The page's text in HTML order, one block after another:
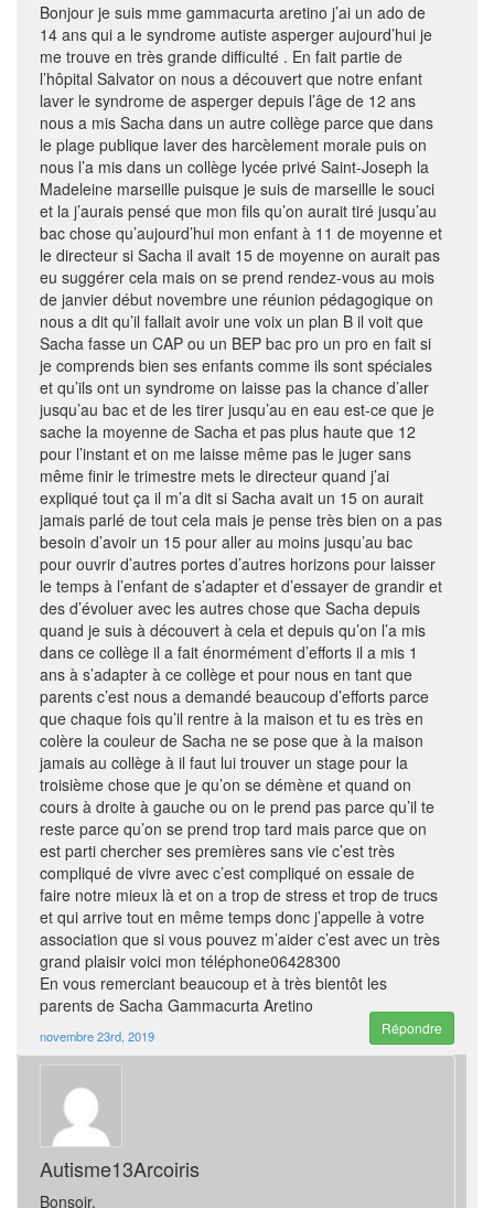
Bonjour je suis mme gammacurta aretino j’ai un ado de
14 ans qui a le syndrome autiste asperger aujourd’hui je
me trouve en très grande difficulté . En fait partie de
l’hôpital Salvator on nous a découvert que notre enfant
laver le syndrome de asperger depuis l’âge de 12 ans
nous a mis Sacha dans un autre collège parce que dans
le plage publique laver des harcèlement morale puis on
nous l’a mis dans un collège lycée privé Saint-Joseph la
Madeleine marseille puisque je suis de marseille le souci
et la j’aurais pensé que mon fils qu’on aurait tiré jusqu’au
bac chose qu’aujourd’hui mon enfant à 11 de moyenne et
le directeur si Sacha il avait 15 de moyenne on aurait pas
eu suggérer cela mais on se prend rendez-vous au mois
de janvier début novembre une réunion pédagogique on
nous a dit qu’il fallait avoir une voix un plan B il voit que
Sacha fasse un CAP ou un BEP bac pro un pro en fait si
je comprends bien ses enfants comme ils sont spéciales
et qu’ils ont un syndrome on laisse pas la chance d’aller
jusqu’au bac et de les tirer jusqu’au en eau est-ce que je
sache la moyenne de Sacha et pas plus haute que 12
pour l’instant et on me laisse même pas le juger sans
même finir le trimestre mets le directeur quand j’ai
expliqué tout ça il m’a dit si Sacha avait un 15 on aurait
jamais parlé de tout cela mais je pense très bien on a pas
besoin d’avoir un 15 pour aller au moins jusqu’au bac
pour ouvrir d’autres portes d’autres horizons pour laisser
le temps à l’enfant de s’adapter et d’essayer de grandir et
des d’évoluer avec les autres chose que Sacha depuis
quand je suis à découvert à cela et depuis qu’on l’a mis
dans ce collège il a fait énormément d’efforts il a mis 1
ans à s’adapter à ce collège et pour nous en tant que
parents c’est nous a demandé beaucoup d’efforts parce
que chaque fois qu’il rentre à la maison et tu es très en
colère la couleur de Sacha ne se pose que à la maison
jamais au collège à il faut lui trouver un stage pour la
troisième chose que je qu’on se démène et quand on
cours à droite à gauche ou on le prend pas parce qu’il te
reste parce qu’on se prend trop tard mais parce que on
est parti chercher ses premières sans vie c’est très
compliqué de vivre avec c’est compliqué on essaie de
faire notre mieux là et on a trop de stress et trop de trucs
et qui arrive tout en même temps donc j’appelle à votre
association que si vous pouvez m’aider c’est avec un très
grand plaisir voici mon téléphone06428300
En vous remerciant beaucoup et à très bientôt les
parents de Sacha Gammacurta Aretino
novembre 23rd, 2019 Répondre
Autisme13Arcoiris
Bonsoir,